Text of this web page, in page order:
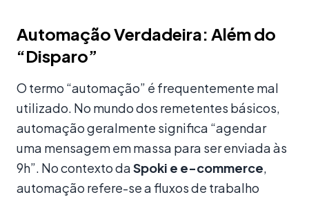
Automação Verdadeira: Além do
“Disparo”
O termo “automação” é frequentemente mal
utilizado. No mundo dos remetentes básicos,
automação geralmente significa “agendar
uma mensagem em massa para ser enviada às
9h”. No contexto daSpoki e e-commerce,
automação refere-se a fluxos de trabalho